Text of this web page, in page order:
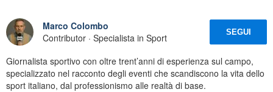
Marco Colombo
Contributor · Specialista in Sport
SEGUI
Giornalista sportivo con oltre trent’anni di esperienza sul campo,
specializzato nel racconto degli eventi che scandiscono la vita dello
sport italiano, dal professionismo alle realtà di base.